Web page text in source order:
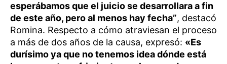
esperábamos que el juicio se desarrollara a fin
de este año, pero al menos hay fecha”, destacó
Romina. Respecto a cómo atraviesan el proceso
a más de dos años de la causa, expresó: «Es
durísimo ya que no tenemos idea dónde está